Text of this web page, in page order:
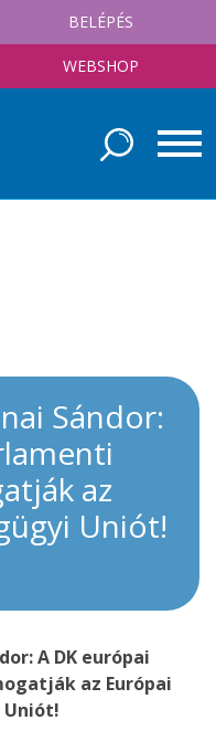
BELÉPÉS
WEBSHOP
Sándor:
az
Uniót!
A DK európai
az Európai
Uniót!